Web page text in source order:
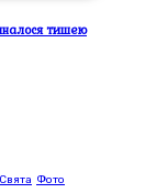
тишею
Свята Фото